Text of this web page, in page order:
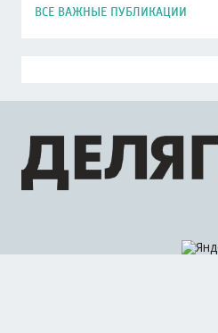
ВСЕ ВАЖНЫЕ ПУБЛИКАЦИИ